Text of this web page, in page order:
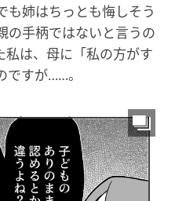
も姉はちっとも悔しそう
の手柄ではないと言うの
私は、母に「私の方がす
ですが……。